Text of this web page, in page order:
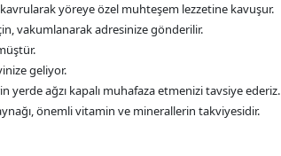
yöreye özel muhteşem lezzetine kavuşur.
vakumlanarak adresinize gönderilir.
geliyor.
yerde ağzı kapalı muhafaza etmenizi tavsiye ederiz.
önemli vitamin ve minerallerin takviyesidir.